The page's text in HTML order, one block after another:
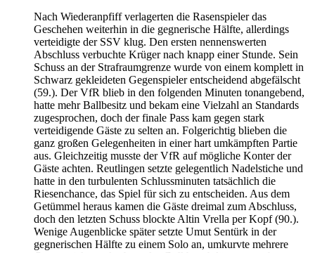
Nach Wiederanpfiff verlagerten die Rasenspieler das
Geschehen weiterhin in die gegnerische Hälfte, allerdings
verteidigte der SSV klug. Den ersten nennenswerten
Abschluss verbuchte Krüger nach knapp einer Stunde. Sein
Schuss an der Strafraumgrenze wurde von einem komplett in
Schwarz gekleideten Gegenspieler entscheidend abgefälscht
(59.). Der VfR blieb in den folgenden Minuten tonangebend,
hatte mehr Ballbesitz und bekam eine Vielzahl an Standards
zugesprochen, doch der finale Pass kam gegen stark
verteidigende Gäste zu selten an. Folgerichtig blieben die
ganz großen Gelegenheiten in einer hart umkämpften Partie
aus. Gleichzeitig musste der VfR auf mögliche Konter der
Gäste achten. Reutlingen setzte gelegentlich Nadelstiche und
hatte in den turbulenten Schlussminuten tatsächlich die
Riesenchance, das Spiel für sich zu entscheiden. Aus dem
Getümmel heraus kamen die Gäste dreimal zum Abschluss,
doch den letzten Schuss blockte Altin Vrella per Kopf (90.).
Wenige Augenblicke später setzte Umut Sentürk in der
gegnerischen Hälfte zu einem Solo an, umkurvte mehrere